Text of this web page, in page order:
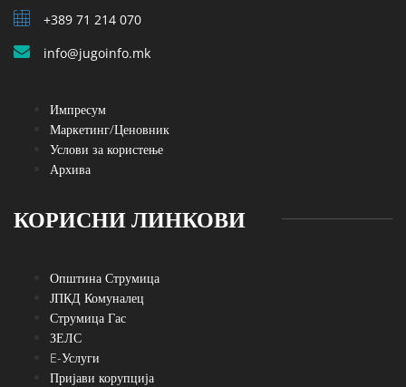
+389 71 214 070
info@jugoinfo.mk
Импресум
Маркетинг/Ценовник
Услови за користење
Архива
КОРИСНИ ЛИНКОВИ
Општина Струмица
ЈПКД Комуналец
Струмица Гас
ЗЕЛС
E-Услуги
Пријави корупција